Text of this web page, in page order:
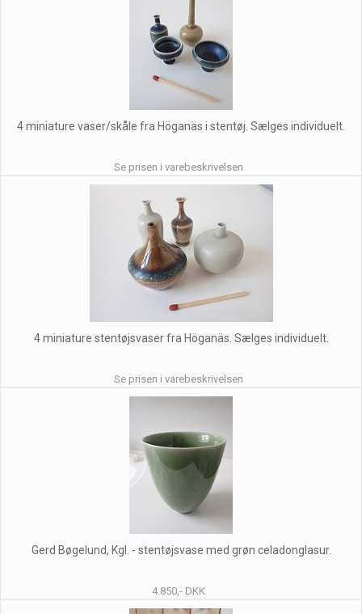
4 miniature vaser/skåle fra Höganäs i stentøj. Sælges individuelt.
Se prisen i varebeskrivelsen
4 miniature stentøjsvaser fra Höganäs. Sælges individuelt.
Se prisen i varebeskrivelsen
Gerd Bøgelund, Kgl. - stentøjsvase med grøn celadonglasur.
4.850,- DKK